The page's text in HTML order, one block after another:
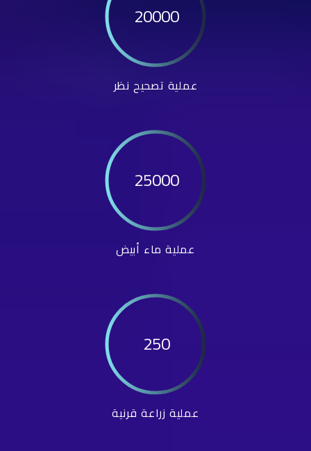
20000
عملية تصحيح نظر
25000
عملية ماء أبيض
250
عملية زراعة قرنية